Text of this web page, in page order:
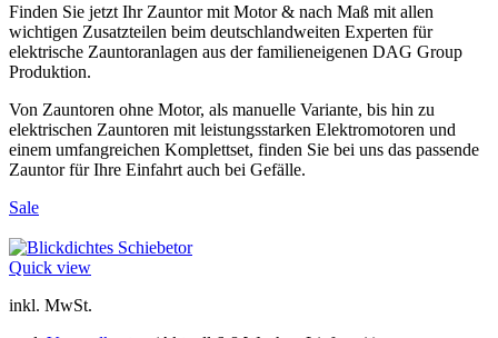
Finden Sie jetzt Ihr Zauntor mit Motor & nach Maß mit allen
wichtigen Zusatzteilen beim deutschlandweiten Experten für
elektrische Zauntoranlagen aus der familieneigenen DAG Group
Produktion.
Von Zauntoren ohne Motor, als manuelle Variante, bis hin zu
elektrischen Zauntoren mit leistungsstarken Elektromotoren und
einem umfangreichen Komplettset, finden Sie bei uns das passende
Zauntor für Ihre Einfahrt auch bei Gefälle.
Sale
Quick view
inkl. MwSt.